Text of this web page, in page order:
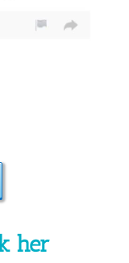
her